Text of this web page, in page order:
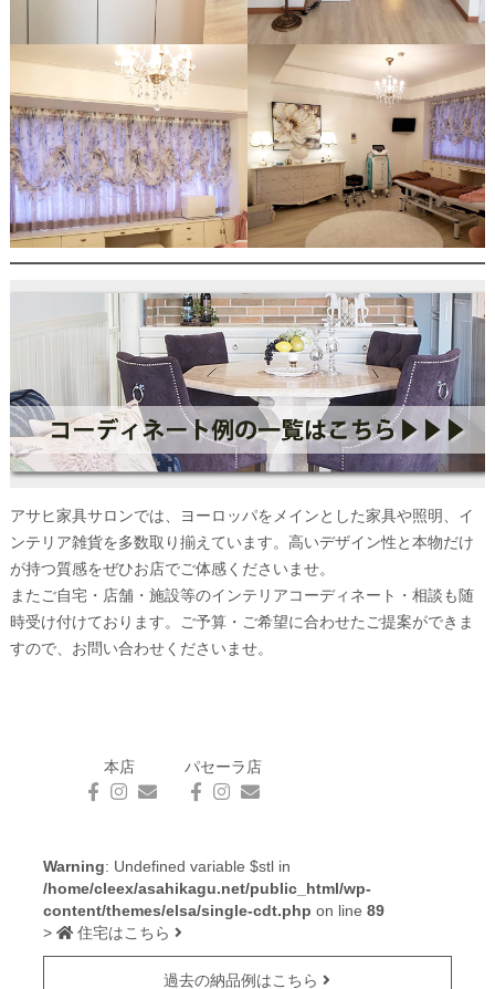
アサヒ家具サロンでは、ヨーロッパをメインとした家具や照明、イ
ンテリア雑貨を多数取り揃えています。高いデザイン性と本物だけ
が持つ質感をぜひお店でご体感くださいませ。
またご自宅・店舗・施設等のインテリアコーディネート・相談も随
時受け付けております。ご予算・ご希望に合わせたご提案ができま
すので、お問い合わせくださいませ。
本店 パセーラ店
Warning: Undefined variable $stl in
/home/cleex/asahikagu.net/public_html/wp-
content/themes/elsa/single-cdt.php on line 89
>
住宅はこちら
過去の納品例はこちら